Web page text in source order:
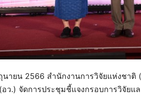
ายน 2566 สำนักงานการวิจัยแห่งชาติ
ว.) จัดการประชุมชี้แจงกรอบการวิจัย